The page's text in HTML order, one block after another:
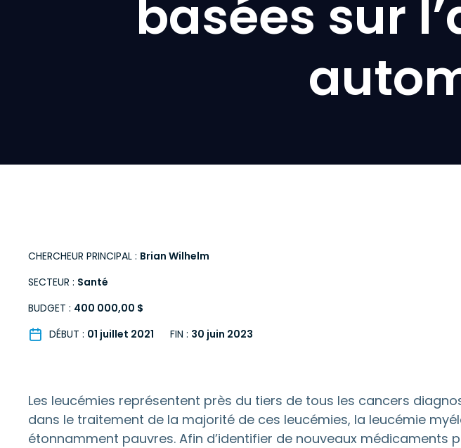
basées sur
CHERCHEUR PRINCIPAL : Brian Wilhelm
SECTEUR : Santé
BUDGET : 400 000,00 $
DÉBUT : 01 juillet 2021 FIN : 30 juin 2023
Les leucémies représentent près du tiers de tous les cancers
dans le traitement de la majorité de ces leucémies, la leucémie
étonnamment pauvres. Afin d’identifier de nouveaux